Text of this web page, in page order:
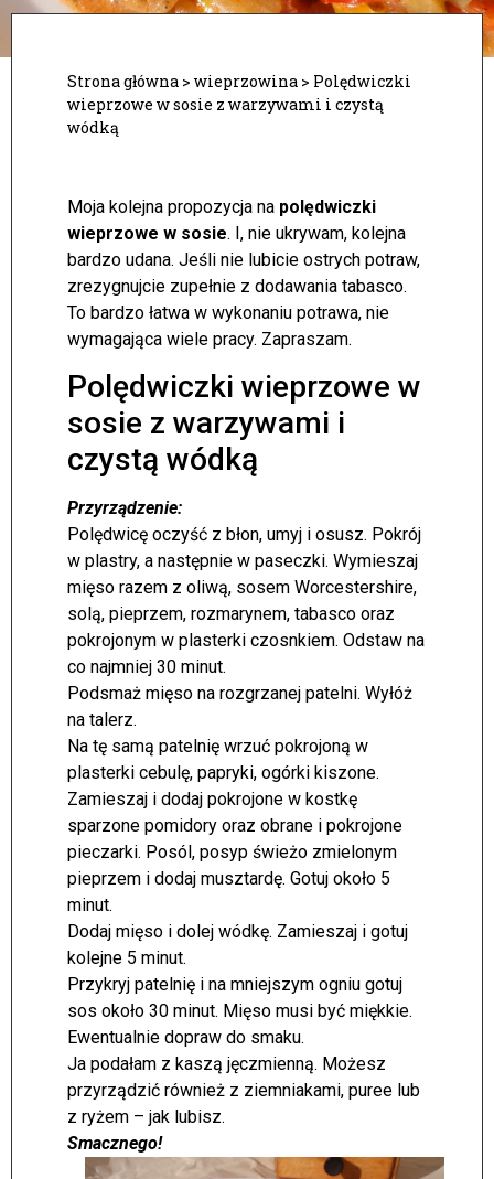
Strona główna > wieprzowina > Polędwiczki
wieprzowe w sosie z warzywami i czystą
wódką
Moja kolejna propozycja na polędwiczki
wieprzowe w sosie. I, nie ukrywam, kolejna
bardzo udana. Jeśli nie lubicie ostrych potraw,
zrezygnujcie zupełnie z dodawania tabasco.
To bardzo łatwa w wykonaniu potrawa, nie
wymagająca wiele pracy. Zapraszam.
Polędwiczki wieprzowe w
sosie z warzywami i
czystą wódką
Przyrządzenie:
Polędwicę oczyść z błon, umyj i osusz. Pokrój
w plastry, a następnie w paseczki. Wymieszaj
mięso razem z oliwą, sosem Worcestershire,
solą, pieprzem, rozmarynem, tabasco oraz
pokrojonym w plasterki czosnkiem. Odstaw na
co najmniej 30 minut.
Podsmaż mięso na rozgrzanej patelni. Wyłóż
na talerz.
Na tę samą patelnię wrzuć pokrojoną w
plasterki cebulę, papryki, ogórki kiszone.
Zamieszaj i dodaj pokrojone w kostkę
sparzone pomidory oraz obrane i pokrojone
pieczarki. Posól, posyp świeżo zmielonym
pieprzem i dodaj musztardę. Gotuj około 5
minut.
Dodaj mięso i dolej wódkę. Zamieszaj i gotuj
kolejne 5 minut.
Przykryj patelnię i na mniejszym ogniu gotuj
sos około 30 minut. Mięso musi być miękkie.
Ewentualnie dopraw do smaku.
Ja podałam z kaszą jęczmienną. Możesz
przyrządzić również z ziemniakami, puree lub
z ryżem – jak lubisz.
Smacznego!